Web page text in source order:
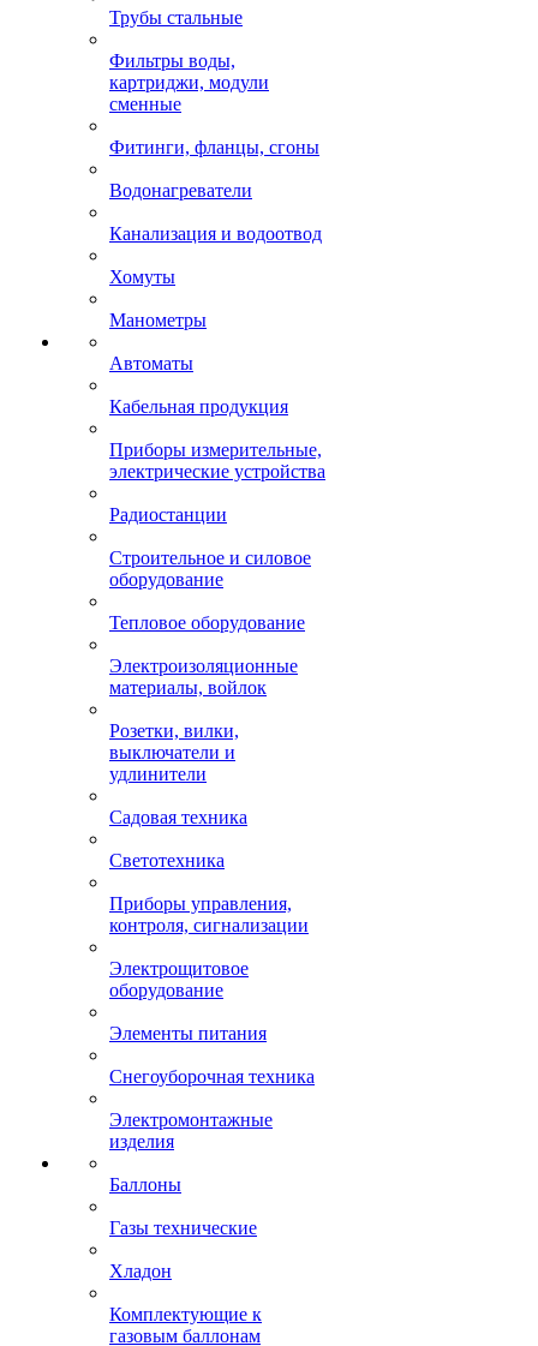
Трубы стальные
Фильтры воды,
картриджи, модули
сменные
Фитинги, фланцы, сгоны
Водонагреватели
Канализация и водоотвод
Хомуты
Манометры
Автоматы
Кабельная продукция
Приборы измерительные,
электрические устройства
Радиостанции
Строительное и силовое
оборудование
Тепловое оборудование
Электроизоляционные
материалы, войлок
Розетки, вилки,
выключатели и
удлинители
Садовая техника
Светотехника
Приборы управления,
контроля, сигнализации
Электрощитовое
оборудование
Элементы питания
Снегоуборочная техника
Электромонтажные
изделия
Баллоны
Газы технические
Хладон
Комплектующие к
газовым баллонам